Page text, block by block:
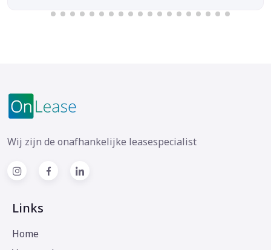
Wij zijn de onafhankelijke leasespecialist
Links
Home